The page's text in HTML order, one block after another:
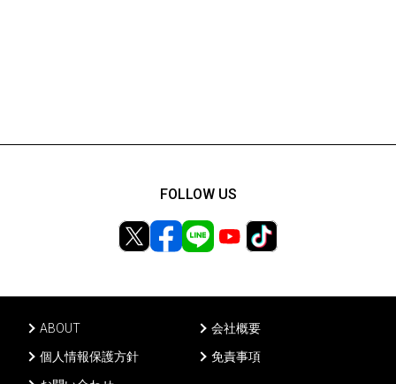
ABOUT
会社概要
個人情報保護方針
免責事項
FOLLOW US